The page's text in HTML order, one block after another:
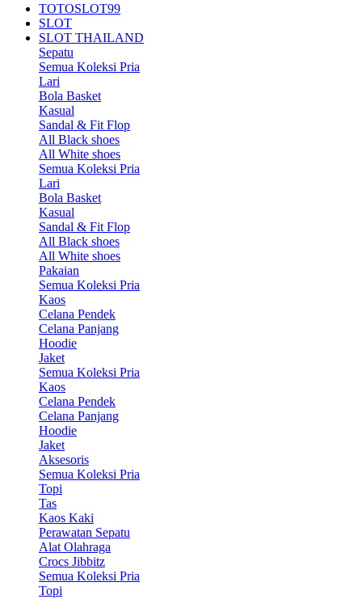
TOTOSLOT99
SLOT
SLOT THAILAND
Sepatu
Semua Koleksi Pria
Lari
Bola Basket
Kasual
Sandal & Fit Flop
All Black shoes
All White shoes
Semua Koleksi Pria
Lari
Bola Basket
Kasual
Sandal & Fit Flop
All Black shoes
All White shoes
Pakaian
Semua Koleksi Pria
Kaos
Celana Pendek
Celana Panjang
Hoodie
Jaket
Semua Koleksi Pria
Kaos
Celana Pendek
Celana Panjang
Hoodie
Jaket
Aksesoris
Semua Koleksi Pria
Topi
Tas
Kaos Kaki
Perawatan Sepatu
Alat Olahraga
Crocs Jibbitz
Semua Koleksi Pria
Topi